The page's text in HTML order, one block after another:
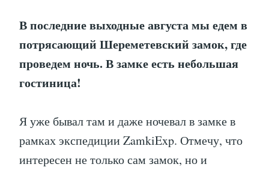
В последние выходные августа мы едем в
потрясающий Шереметевский замок, где
проведем ночь. В замке есть небольшая
гостиница!
Я уже бывал там и даже ночевал в замке в
рамках экспедиции ZamkiExp. Отмечу, что
интересен не только сам замок, но и